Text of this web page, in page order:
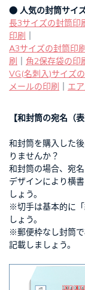
● 人気の封筒サイ
長3サイズの封筒印
印刷
A3サイズの封筒印
刷
角2保存袋の印
VG(名刺入)サイズ
メールの印刷
エ
【和封筒の宛名（
和封筒を購入した
りませんか？
和封筒の場合、宛
デザインにより横
しょう。
※切手は基本的に
しょう。
※郵便枠なし封筒
記載しましょう。